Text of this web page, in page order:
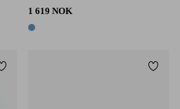
1 619 NOK
1 farge
Legg til favoritter